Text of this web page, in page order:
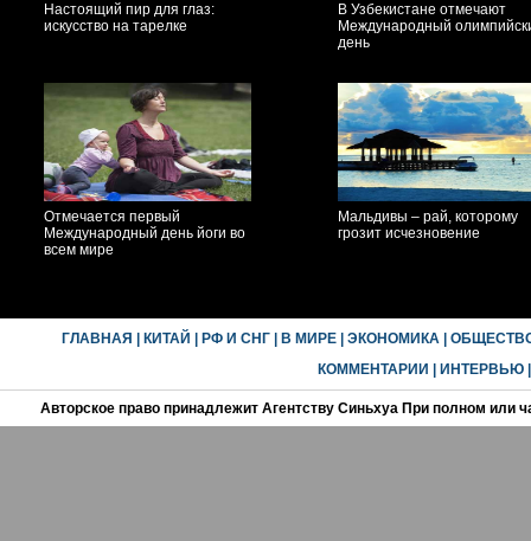
Настоящий пир для глаз:
искусство на тарелке
В Узбекистане отмечают
Международный
день
Отмечается первый
Международный день йоги во
всем мире
Мальдивы – рай, которому
грозит исчезновение
ГЛАВНАЯ КИТАЙ РФ И СНГ| В МИРЕ| ЭКОНОМИКА|
КОММЕНТАРИИ
ИНТЕРВЬЮ
Авторское право принадлежит Агентству Синьхуа При полном или